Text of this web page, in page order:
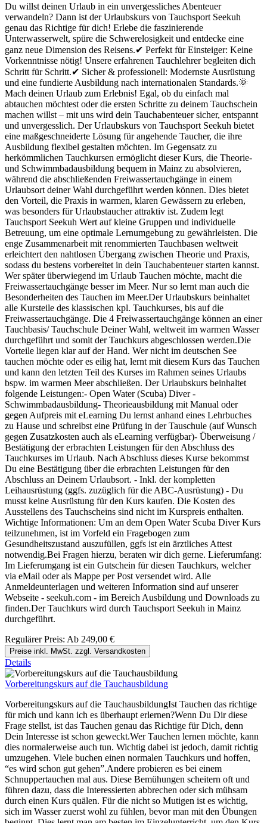
Du willst deinen Urlaub in ein unvergessliches Abenteuer
verwandeln? Dann ist der Urlaubskurs von Tauchsport Seekuh
genau das Richtige für dich! Erlebe die faszinierende
Unterwasserwelt, spüre die Schwerelosigkeit und entdecke eine
ganz neue Dimension des Reisens.✔ Perfekt für Einsteiger: Keine
Vorkenntnisse nötig! Unsere erfahrenen Tauchlehrer begleiten dich
Schritt für Schritt.✔ Sicher & professionell: Modernste Ausrüstung
und eine fundierte Ausbildung nach internationalen Standards.🌞
Mach deinen Urlaub zum Erlebnis! Egal, ob du einfach mal
abtauchen möchtest oder die ersten Schritte zu deinem Tauchschein
machen willst – mit uns wird dein Tauchabenteuer sicher, entspannt
und unvergesslich. Der Urlaubskurs von Tauchsport Seekuh bietet
eine maßgeschneiderte Lösung für angehende Taucher, die ihre
Ausbildung flexibel gestalten möchten. Im Gegensatz zu
herkömmlichen Tauchkursen ermöglicht dieser Kurs, die Theorie-
und Schwimmbadausbildung bequem in Mainz zu absolvieren,
während die abschließenden Freiwassertauchgänge in einem
Urlaubsort deiner Wahl durchgeführt werden können. Dies bietet
den Vorteil, die Praxis in warmen, klaren Gewässern zu erleben,
was besonders für Urlaubstaucher attraktiv ist. Zudem legt
Tauchsport Seekuh Wert auf kleine Gruppen und individuelle
Betreuung, um eine optimale Lernumgebung zu gewährleisten. Die
enge Zusammenarbeit mit renommierten Tauchbasen weltweit
erleichtert den nahtlosen Übergang zwischen Theorie und Praxis,
sodass du bestens vorbereitet in dein Tauchabenteuer starten kannst.
Wer später überwiegend im Urlaub Tauchen möchte, macht die
Freiwassertauchgänge besser im Meer. Nur so lernt man auch die
Besonderheiten des Tauchen im Meer.Der Urlaubskurs beinhaltet
alle Kursteile des klassischen kpl. Tauchkurses, bis auf die
Freiwassertauchgänge. Die 4 Freiwassertauchgänge können an einer
Tauchbasis/ Tauchschule Deiner Wahl, weltweit im warmen Wasser
durchgeführt und somit der Tauchkurs abgeschlossen werden.Die
Vorteile liegen klar auf der Hand. Wer nicht im deutschen See
tauchen möchte oder es eilig hat, lernt mit diesem Kurs das Tauchen
und kann den letzten Teil des Kurses im Rahmen seines Urlaubs
bspw. im warmen Meer abschließen. Der Urlaubskurs beinhaltet
folgende Leistungen:- Open Water (Scuba) Diver -
Schwimmbadausbildung- Theorieausbildung mit Manual oder
gegen Aufpreis mit eLearning Du lernst anhand eines Lehrbuches
zu Hause und schreibst eine Prüfung in der Tauschule (auf Wunsch
gegen Zusatzkosten auch als eLearning verfügbar)- Überweisung /
Bestätigung der erbrachten Leistungen für den Abschluss des
Tauchkurses im Urlaub. Nach Abschluss dieses Kurse bekommst
Du eine Bestätigung über die erbrachten Leistungen für den
Abschluss an Deinem Urlaubsort. - Inkl. der kompletten
Leihausrüstung (ggfs. zuzüglich für die ABC-Ausrüstung) - Du
musst keine Ausrüstung für den Kurs kaufen. Die Kosten des
Ausstellens des Tauchscheins sind nicht im Kurspreis enthalten.
Wichtige Informationen: Um an dem Open Water Scuba Diver Kurs
teilzunehmen, ist im Vorfeld ein Fragebogen zum
Gesundheitszustand auszufüllen, ggfs ist ein ärztliches Attest
notwendig.Bei Fragen hierzu, beraten wir dich gerne. Lieferumfang:
Im Lieferumgang ist ein Gutschein für diesen Tauchkurs, welcher
via eMail oder als Mappe per Post versendet wird. Alle
Anmeldeunterlagen und weiteren Information sind auf unserer
Webseite - seekuh.com - im Bereich Ausbildung und Downloads zu
finden.Der Tauchkurs wird durch Tauchsport Seekuh in Mainz
durchgeführt.
Regulärer Preis: Ab 249,00 €
Preise inkl. MwSt. zzgl. Versandkosten
Details
Vorbereitungskurs auf die Tauchausbildung
Vorbereitungskurs auf die TauchausbildungIst Tauchen das richtige
für mich und kann ich es überhaupt erlernen?Wenn Du Dir diese
Frage stellst, ist das Tauchen genau das Richtige für Dich, denn
Dein Interesse ist schon geweckt.Wer Tauchen lernen möchte, kann
dies normalerweise auch tun. Wichtig dabei ist jedoch, damit richtig
umzugehen. Viele buchen einen normalen Tauchkurs und hoffen,
“es wird schon gut gehen”.Andere probieren es bei einem
Schnuppertauchen mal aus. Diese Bemühungen scheitern oft und
führen dazu, dass die Interessierten abbrechen oder sich mühsam
durch einen Kurs quälen. Für die nicht so Mutigen ist es wichtig,
sich im Wasser zuerst wohl zu fühlen, bevor man mit den Übungen